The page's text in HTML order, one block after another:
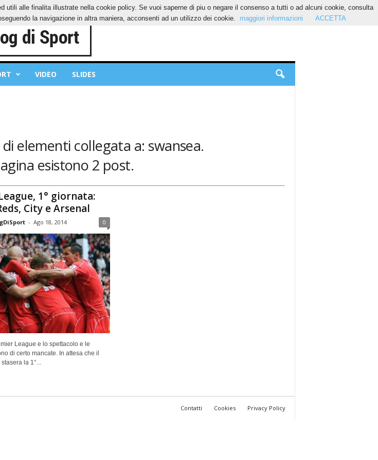
VIDEO SLIDES
elementi collegata a: swansea.
esistono 2 post.
1° giornata:
City e Arsenal
- Ago 18, 2014 0
League e lo spettacolo e le
di certo mancate. In attesa che il
la 1°...
Contatti Cookies Privacy Policy
alle finalita illustrate nella cookie policy. Se vuoi saperne di piu o negare il consenso a tutti o ad alcuni cookie, consulta
la navigazione in altra maniera, acconsenti ad un utilizzo dei cookie.
maggiori informazioni ACCETTA